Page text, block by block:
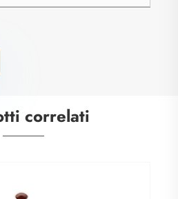
correlati